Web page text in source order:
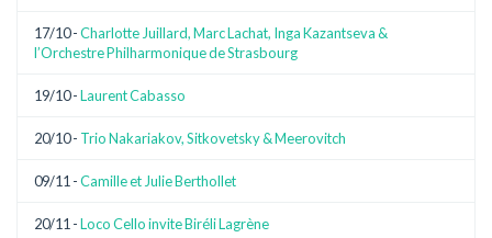
17/10 -Charlotte Juillard, Marc Lachat, Inga Kazantseva &
l’Orchestre Philharmonique de Strasbourg
19/10 -Laurent Cabasso
20/10 - Trio Nakariakov, Sitkovetsky & Meerovitch
09/11 -Camille et Julie Berthollet
20/11 -Loco Cello invite Biréli Lagrène